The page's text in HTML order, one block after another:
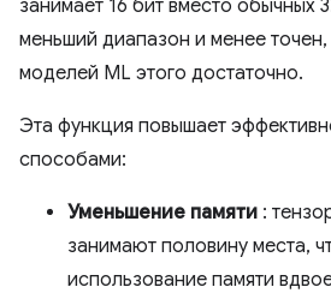
занимает 16 бит вместо обычных
меньший диапазон и менее
моделей ML этого достаточно.
Эта функция повышает
способами:
Уменьшение памяти :
занимают половину места,
использование памяти